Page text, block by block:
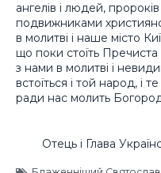
ангелів і людей,
подвижниками
в молитві і наше місто
що поки стоїть
з нами в молитві і
встоїться і той народ, і
ради нас молить
Отець і Глава